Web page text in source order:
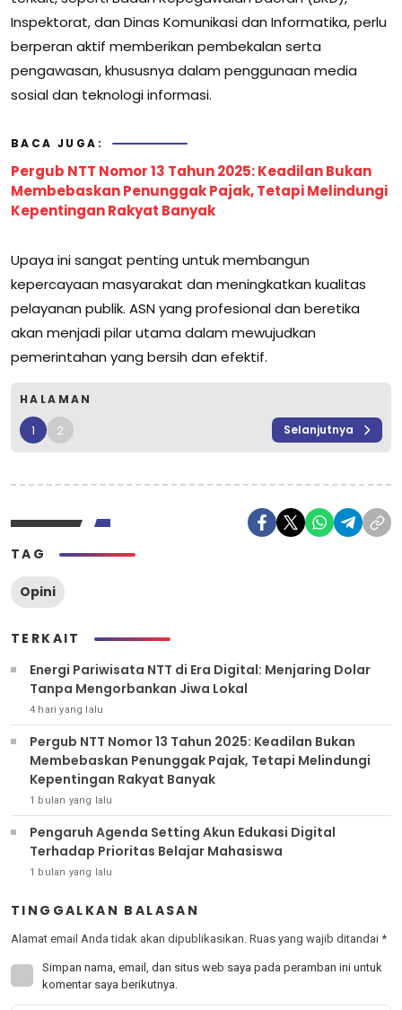
Inspektorat, dan Dinas Komunikasi dan Informatika, perlu
berperan aktif memberikan pembekalan serta
pengawasan, khususnya dalam penggunaan media
sosial dan teknologi informasi.
BACA JUGA:
Pergub NTT Nomor 13 Tahun 2025: Keadilan Bukan
Membebaskan Penunggak Pajak, Tetapi Melindungi
Kepentingan Rakyat Banyak
Upaya ini sangat penting untuk membangun
kepercayaan masyarakat dan meningkatkan kualitas
pelayanan publik. ASN yang profesional dan beretika
akan menjadi pilar utama dalam mewujudkan
pemerintahan yang bersih dan efektif.
HALAMAN
1 2 Selanjutnya
TAG
Opini
TERKAIT
Energi Pariwisata NTT di Era Digital: Menjaring Dolar
Tanpa Mengorbankan Jiwa Lokal
4 hari yang lalu
Pergub NTT Nomor 13 Tahun 2025: Keadilan Bukan
Membebaskan Penunggak Pajak, Tetapi Melindungi
Kepentingan Rakyat Banyak
1 bulan yang lalu
Pengaruh Agenda Setting Akun Edukasi Digital
Terhadap Prioritas Belajar Mahasiswa
1 bulan yang lalu
TINGGALKAN BALASAN
Alamat email Anda tidak akan dipublikasikan. Ruas yang wajib ditandai *
Simpan nama, email, dan situs web saya pada peramban ini untuk
komentar saya berikutnya.